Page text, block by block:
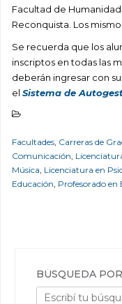
Facultad de
Reconquista. Los
Se recuerda que los
inscriptos en todas las
deberán ingresar con
el Sistema de
Facultades, Carreras de
Comunicación,
Música, Licenciatura en
Educación, Profesorado en
BÚSQUEDA